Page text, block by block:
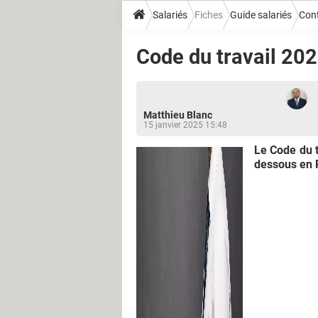
Salariés Fiches Guide salariés
Code du travail
Matthieu Blanc
15 janvier 2025 15:48
Le Code
dessous en